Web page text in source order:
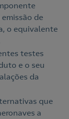
de
o equivalente
testes
e o seu
da
que
a